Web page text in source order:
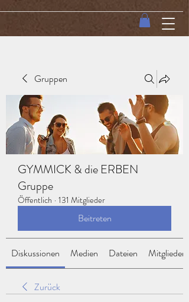
Gruppen
GYMMICK & die ERBEN
Gruppe
Öffentlich · 131 Mitglieder
Beitreten
Diskussionen Medien Dateien Mitglieder
Zurück